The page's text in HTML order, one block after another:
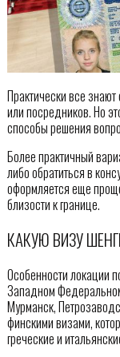
Практически все знают
или посредников. Но
способы решения
Более практичный
либо обратиться в
оформляется еще
близости к границе.
КАКУЮ ВИЗУ
Особенности локации
Западном Федеральном
Мурманск,
финскими визами,
греческие и